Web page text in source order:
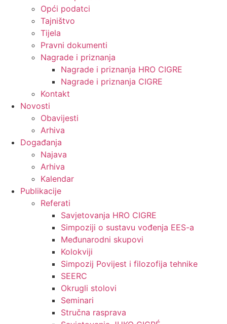
Opći podatci
Tajništvo
Tijela
Pravni dokumenti
Nagrade i priznanja
Nagrade i priznanja HRO CIGRE
Nagrade i priznanja CIGRE
Kontakt
Novosti
Obavijesti
Arhiva
Događanja
Najava
Arhiva
Kalendar
Publikacije
Referati
Savjetovanja HRO CIGRE
Simpoziji o sustavu vođenja EES-a
Međunarodni skupovi
Kolokviji​
Simpozij Povijest i filozofija tehnike
SEERC
Okrugli stolovi
Seminari​
Stručna rasprava​